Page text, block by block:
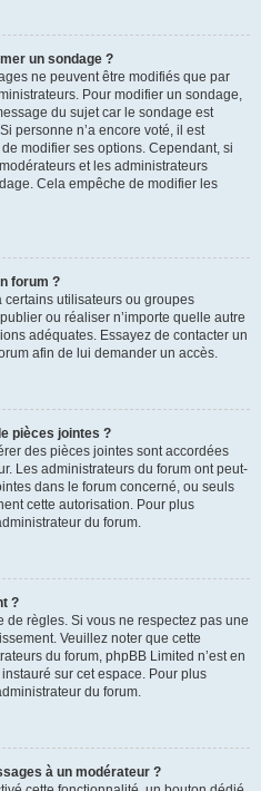
un sondage ?
ne peuvent être modifiés que par
Pour modifier un sondage,
du sujet car le sondage est
personne n’a encore voté, il est
modifier ses options. Cependant, si
et les administrateurs
Cela empêche de modifier les
forum ?
utilisateurs ou groupes
ou réaliser n’importe quelle autre
adéquates. Essayez de contacter un
afin de lui demander un accès.
pièces jointes ?
des pièces jointes sont accordées
Les administrateurs du forum ont peut-
dans le forum concerné, ou seuls
cette autorisation. Pour plus
du forum.
?
règles. Si vous ne respectez pas une
Veuillez noter que cette
du forum, phpBB Limited n’est en
sur cet espace. Pour plus
du forum.
à un modérateur ?